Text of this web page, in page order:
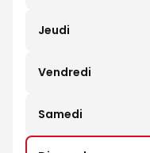
Jeudi
Vendredi
Samedi